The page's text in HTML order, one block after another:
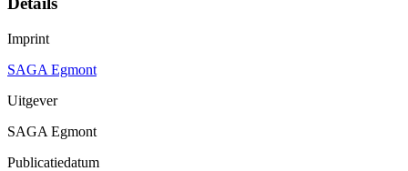
Imprint
SAGA Egmont
Uitgever
SAGA Egmont
Publicatiedatum